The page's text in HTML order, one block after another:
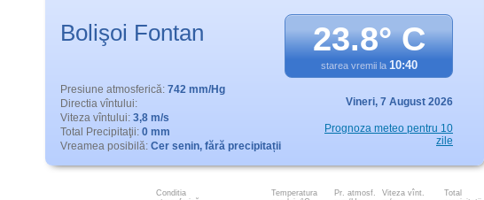
Bolişoi Fontan 23.8° C
starea vremii la 10:40
Presiune atmosferică: 742 mm/Hg
Directia vîntului:
Viteza vîntului: 3,8 m/s
Total Precipitaţii: 0 mm
Vreamea posibilă: Cer senin, fără precipitații
Vineri, 7 August 2026
Prognoza meteo pentru 10
zile
Conditia
Temperatura
Pr. atmosf.
Viteza vînt.
Total